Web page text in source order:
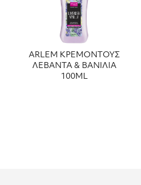
ARLEM ΚΡΕΜΟΝΤΟΥΣ
ΛΕΒΑΝΤΑ & ΒΑΝΙΛΙΑ
100ML